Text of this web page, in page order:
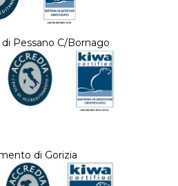
Pessano C/Bornago
di Gorizia